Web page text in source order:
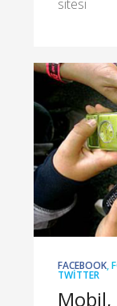
sitesi
FACEBOOK,
TWITTER
Mobil,